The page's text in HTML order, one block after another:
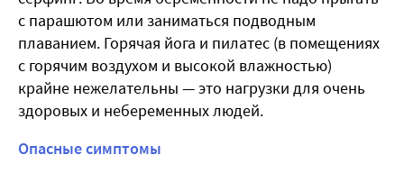
с парашютом или заниматься подводным
плаванием. Горячая йога и пилатес (в помещениях
с горячим воздухом и высокой влажностью)
крайне нежелательны — это нагрузки для очень
здоровых и небеременных людей.
Опасные симптомы